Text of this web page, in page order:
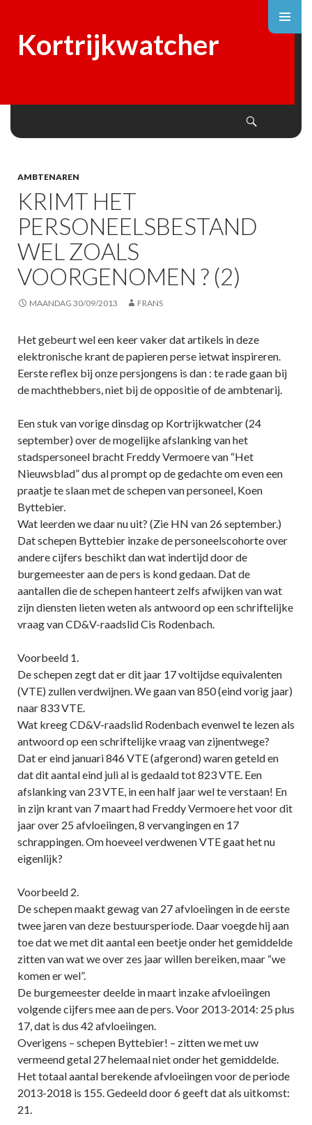
Kortrijkwatcher
AMBTENAREN
KRIMT HET
PERSONEELSBESTAND
WEL ZOALS
VOORGENOMEN ? (2)
MAANDAG 30/09/2013 FRANS
Het gebeurt wel een keer vaker dat artikels in deze
elektronische krant de papieren perse ietwat inspireren.
Eerste reflex bij onze persjongens is dan : te rade gaan bij
de machthebbers, niet bij de oppositie of de ambtenarij.
Een stuk van vorige dinsdag op Kortrijkwatcher (24
september) over de mogelijke afslanking van het
stadspersoneel bracht Freddy Vermoere van “Het
Nieuwsblad” dus al prompt op de gedachte om even een
praatje te slaan met de schepen van personeel, Koen
Byttebier.
Wat leerden we daar nu uit? (Zie HN van 26 september.)
Dat schepen Byttebier inzake de personeelscohorte over
andere cijfers beschikt dan wat indertijd door de
burgemeester aan de pers is kond gedaan. Dat de
aantallen die de schepen hanteert zelfs afwijken van wat
zijn diensten lieten weten als antwoord op een schriftelijke
vraag van CD&V-raadslid Cis Rodenbach.
Voorbeeld 1.
De schepen zegt dat er dit jaar 17 voltijdse equivalenten
(VTE) zullen verdwijnen. We gaan van 850 (eind vorig jaar)
naar 833 VTE.
Wat kreeg CD&V-raadslid Rodenbach evenwel te lezen als
antwoord op een schriftelijke vraag van zijnentwege?
Dat er eind januari 846 VTE (afgerond) waren geteld en
dat dit aantal eind juli al is gedaald tot 823 VTE. Een
afslanking van 23 VTE, in een half jaar wel te verstaan! En
in zijn krant van 7 maart had Freddy Vermoere het voor dit
jaar over 25 afvloeiingen, 8 vervangingen en 17
schrappingen. Om hoeveel verdwenen VTE gaat het nu
eigenlijk?
Voorbeeld 2.
De schepen maakt gewag van 27 afvloeiingen in de eerste
twee jaren van deze bestuursperiode. Daar voegde hij aan
toe dat we met dit aantal een beetje onder het gemiddelde
zitten van wat we over zes jaar willen bereiken, maar “we
komen er wel”.
De burgemeester deelde in maart inzake afvloeiingen
volgende cijfers mee aan de pers. Voor 2013-2014: 25 plus
17, dat is dus 42 afvloeiingen.
Overigens – schepen Byttebier! – zitten we met uw
vermeend getal 27 helemaal niet onder het gemiddelde.
Het totaal aantal berekende afvloeiingen voor de periode
2013-2018 is 155. Gedeeld door 6 geeft dat als uitkomst:
21.